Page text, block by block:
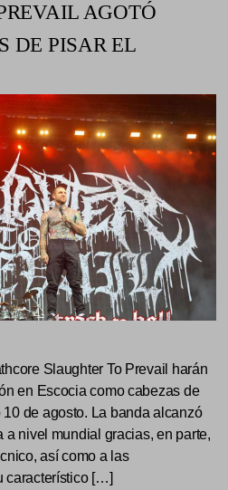
AGOTÓ
DE PISAR EL
Slaughter To Prevail harán
en Escocia como cabezas de
de agosto. La banda alcanzó
a nivel mundial gracias, en parte,
así como a las
característico […]